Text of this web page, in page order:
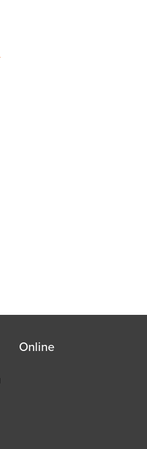
Online